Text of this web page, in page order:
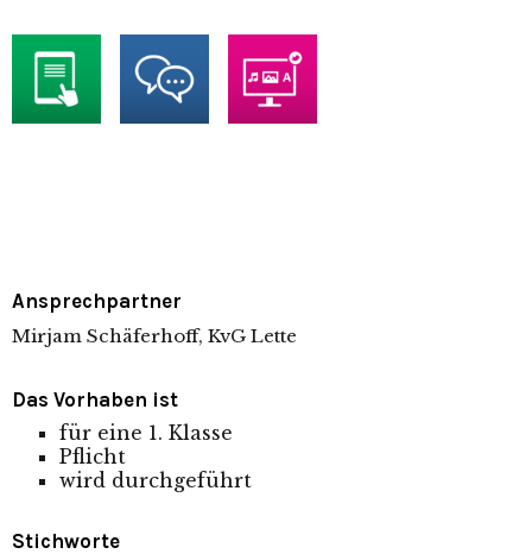
Ansprechpartner
Mirjam Schäferhoff, KvG Lette
Das Vorhaben ist
für eine 1. Klasse
Pflicht
wird durchgeführt
Stichworte